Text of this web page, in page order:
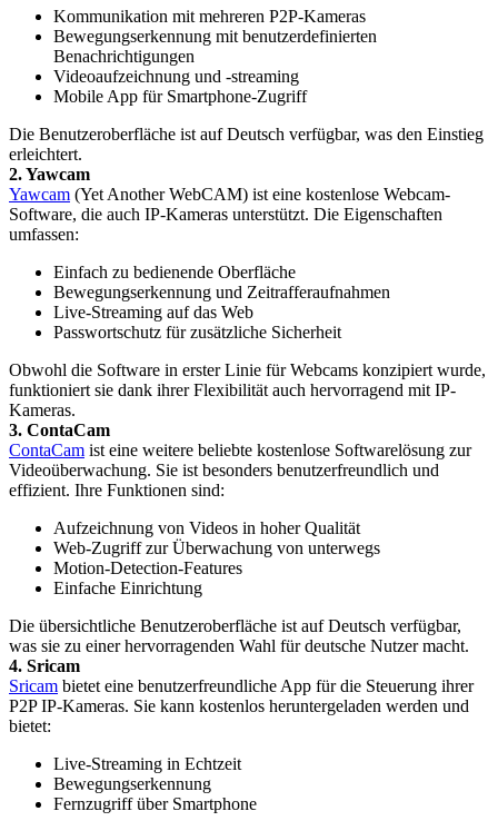
Kommunikation mit mehreren P2P-Kameras
Bewegungserkennung mit benutzerdefinierten
Benachrichtigungen
Videoaufzeichnung und -streaming
Mobile App für Smartphone-Zugriff
Die Benutzeroberfläche ist auf Deutsch verfügbar, was den Einstieg
erleichtert.
2. Yawcam
Yawcam (Yet Another WebCAM) ist eine kostenlose Webcam-
Software, die auch IP-Kameras unterstützt. Die Eigenschaften
umfassen:
Einfach zu bedienende Oberfläche
Bewegungserkennung und Zeitrafferaufnahmen
Live-Streaming auf das Web
Passwortschutz für zusätzliche Sicherheit
Obwohl die Software in erster Linie für Webcams konzipiert wurde,
funktioniert sie dank ihrer Flexibilität auch hervorragend mit IP-
Kameras.
3. ContaCam
ContaCam ist eine weitere beliebte kostenlose Softwarelösung zur
Videoüberwachung. Sie ist besonders benutzerfreundlich und
effizient. Ihre Funktionen sind:
Aufzeichnung von Videos in hoher Qualität
Web-Zugriff zur Überwachung von unterwegs
Motion-Detection-Features
Einfache Einrichtung
Die übersichtliche Benutzeroberfläche ist auf Deutsch verfügbar,
was sie zu einer hervorragenden Wahl für deutsche Nutzer macht.
4. Sricam
Sricam bietet eine benutzerfreundliche App für die Steuerung ihrer
P2P IP-Kameras. Sie kann kostenlos heruntergeladen werden und
bietet:
Live-Streaming in Echtzeit
Bewegungserkennung
Fernzugriff über Smartphone